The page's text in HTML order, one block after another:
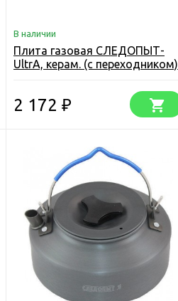
В наличии
Плита газовая СЛЕДОПЫТ-
UltrA, керам. (с переходником)
2 172 ₽